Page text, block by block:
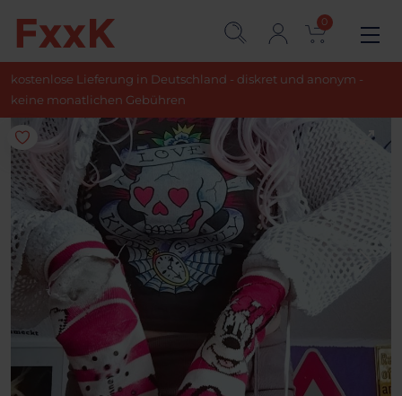
0
kostenlose Lieferung in Deutschland - diskret und anonym -
keine monatlichen Gebühren